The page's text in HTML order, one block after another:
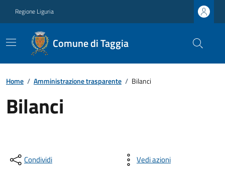
Regione Liguria
Comune di Taggia
Home / Amministrazione trasparente / Bilanci
Bilanci
Condividi Vedi azioni